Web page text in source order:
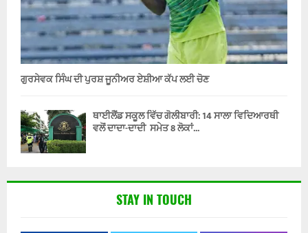
ਗੁਰਸੇਵਕ ਸਿੰਘ ਦੀ ਪੁਰਸ਼ ਜੂਨੀਅਰ ਏਸ਼ੀਆ ਕੱਪ ਲਈ ਚੋਣ
ਥਾਈਲੈਂਡ ਸਕੂਲ ਵਿੱਚ ਗੋਲੀਬਾਰੀ: 14 ਸਾਲਾ ਵਿਦਿਆਰਥੀ
ਵਲੋਂ ਦਾਦਾ-ਦਾਦੀ ਸਮੇਤ 8 ਲੋਕਾਂ...
STAY IN TOUCH